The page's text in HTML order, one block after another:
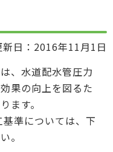
新日：2016年11月1日
、水道配水管圧力
果の向上を図るた
ます。
準については、下
。